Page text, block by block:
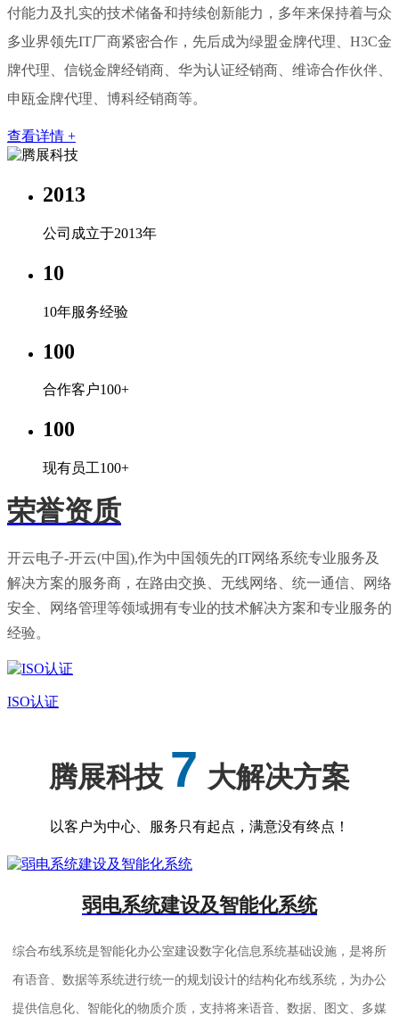
付能力及扎实的技术储备和持续创新能力，多年来保持着与众
多业界领先IT厂商紧密合作，先后成为绿盟金牌代理、H3C金
牌代理、信锐金牌经销商、华为认证经销商、维谛合作伙伴、
申瓯金牌代理、博科经销商等。
查看详情 +
2013
公司成立于2013年
10
10年服务经验
100
合作客户100+
100
现有员工100+
荣誉资质
开云电子-开云(中国),作为中国领先的IT网络系统专业服务及
解决方案的服务商，在路由交换、无线网络、统一通信、网络
安全、网络管理等领域拥有专业的技术解决方案和专业服务的
经验。
ISO认证
腾展科技 7 大解决方案
以客户为中心、服务只有起点，满意没有终点！
弱电系统建设及智能化系统
综合布线系统是智能化办公室建设数字化信息系统基础设施，是将所
有语音、数据等系统进行统一的规划设计的结构化布线系统，为办公
提供信息化、智能化的物质介质，支持将来语音、数据、图文、多媒